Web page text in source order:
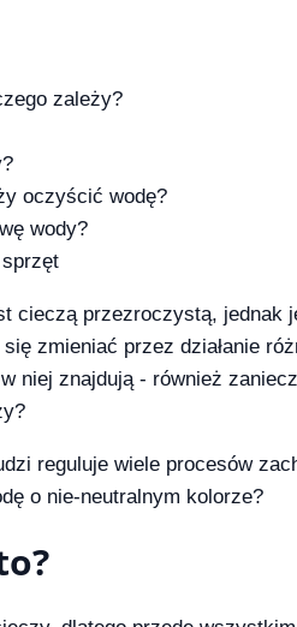
zależy?
oczyścić wodę?
wody?
cieczą przezroczystą,
zmieniać przez działanie
niej znajdują - również
reguluje wiele procesów
o nie-neutralnym kolorze?